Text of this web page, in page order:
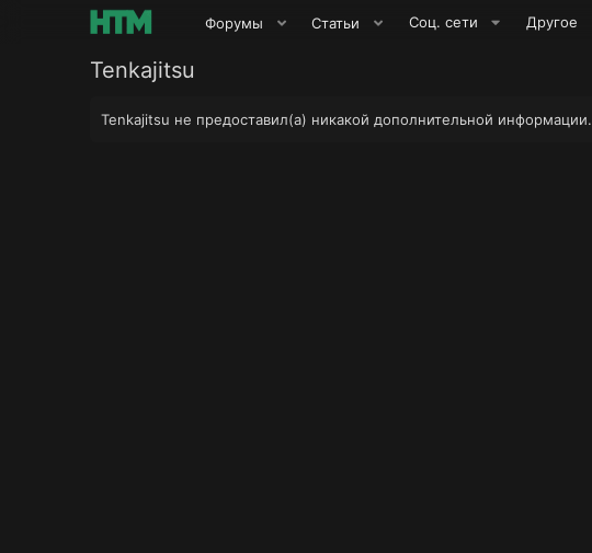
Форумы Статьи Соц. сети Другое
Tenkajitsu
Tenkajitsu не предоставил(а) никакой дополнительной информации.